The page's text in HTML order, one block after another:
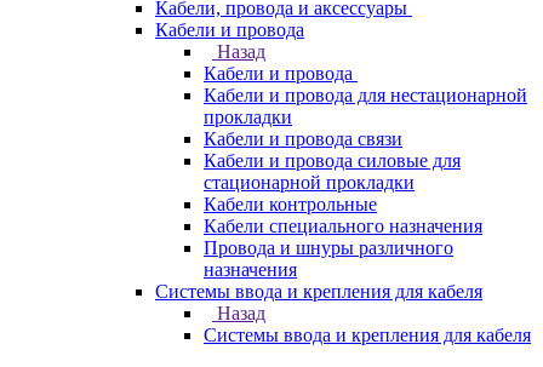
Кабели, провода и аксессуары
Кабели и провода
Назад
Кабели и провода
Кабели и провода для нестационарной
прокладки
Кабели и провода связи
Кабели и провода силовые для
стационарной прокладки
Кабели контрольные
Кабели специального назначения
Провода и шнуры различного
назначения
Системы ввода и крепления для кабеля
Назад
Системы ввода и крепления для кабеля